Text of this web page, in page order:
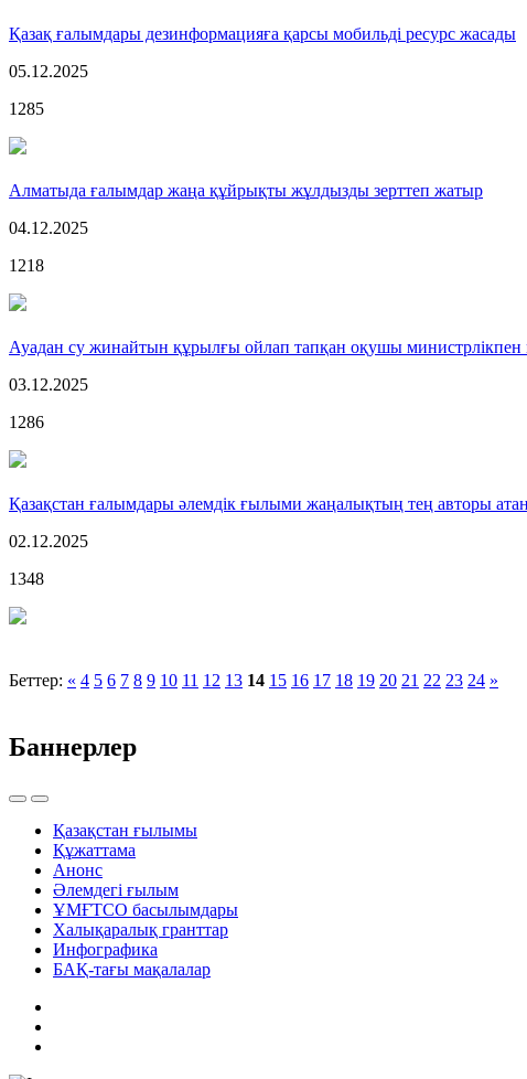
Қазақ ғалымдары дезинформацияға қарсы мобильді ресурс жасады
05.12.2025
1285
Алматыда ғалымдар жаңа құйрықты жұлдызды зерттеп жатыр
04.12.2025
1218
Ауадан су жинайтын құрылғы ойлап тапқан оқушы
03.12.2025
1286
Қазақстан ғалымдары әлемдік ғылыми жаңалықтың тең авторы
02.12.2025
1348
Беттер: « 4 5 6 7 8 9 10 11 12 13 14 15 16 17 18 19 20 21 22 23 24 »
Баннерлер
Қазақстан ғылымы
Құжаттама
Анонс
Әлемдегі ғылым
ҰМҒТСО басылымдары
Халықаралық гранттар
Инфографика
БАҚ-тағы мақалалар